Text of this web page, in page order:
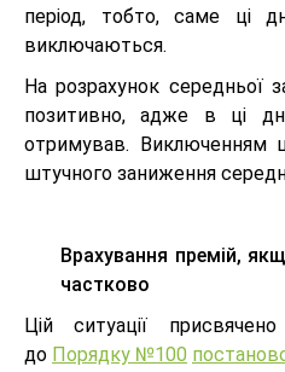
період, тобто, саме ці
виключаються.
На розрахунок середньої
позитивно, адже в ці
отримував. Виключенням
штучного заниження
Врахування премій,
частково
Цій ситуації
до Порядку №100